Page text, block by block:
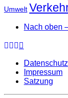
Umwelt
Nach oben
Datenschutz
Impressum
Satzung